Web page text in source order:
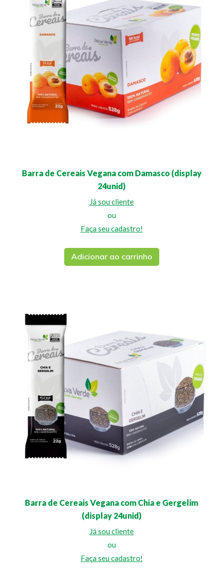
Barra de Cereais Vegana com Damasco (display
24unid)
Já sou cliente
ou
Faça seu cadastro!
Adicionar ao carrinho
Barra de Cereais Vegana com Chia e Gergelim
(display 24unid)
Já sou cliente
ou
Faça seu cadastro!